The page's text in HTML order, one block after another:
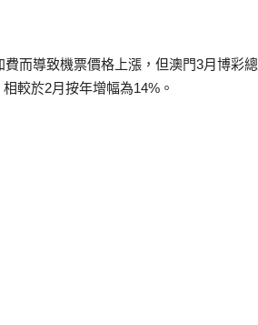
而導致機票價格上漲，但澳門3月博彩總
較於2月按年增幅為14%。